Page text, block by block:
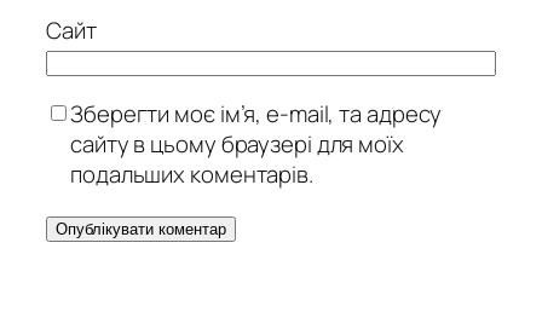
Сайт
Зберегти моє ім’я, e-mail, та адресу
сайту в цьому браузері для моїх
подальших коментарів.